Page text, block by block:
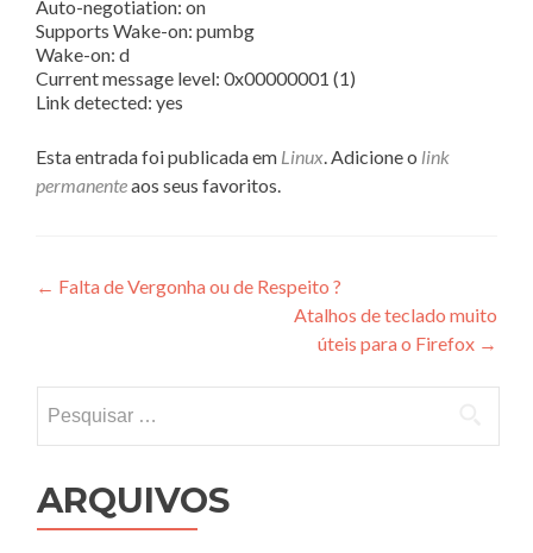
Auto-negotiation: on
Supports Wake-on: pumbg
Wake-on: d
Current message level: 0x00000001 (1)
Link detected: yes
Esta entrada foi publicada em Linux. Adicione o link
permanenteaos seus favoritos.
Navegação
Post
← Falta de Vergonha ou de Respeito ?
Atalhos de teclado muito
úteis para o Firefox →
por:
ARQUIVOS